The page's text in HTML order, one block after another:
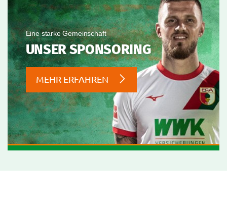
UNSER SPONSORING
Eine starke Gemeinschaft
MEHR ERFAHREN